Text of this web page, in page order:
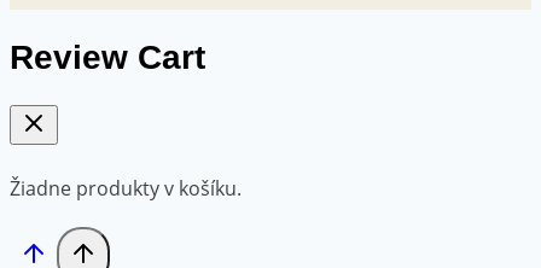
Review Cart
Žiadne produkty v košíku.